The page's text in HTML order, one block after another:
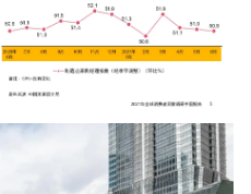
新零售内参